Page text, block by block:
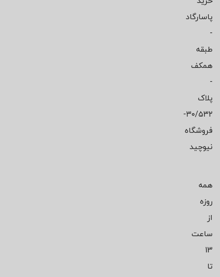
پاسارگاد
-
طبقه
همکف
-
پلاک
۳۰/۵۳۲-
فروشگاه
نیوچید
همه
روزه
از
ساعت
13
تا